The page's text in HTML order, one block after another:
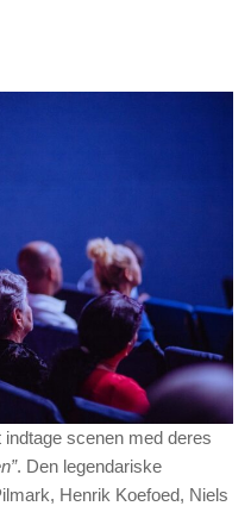
scenen med deres
. Den legendariske
Henrik Koefoed, Niels